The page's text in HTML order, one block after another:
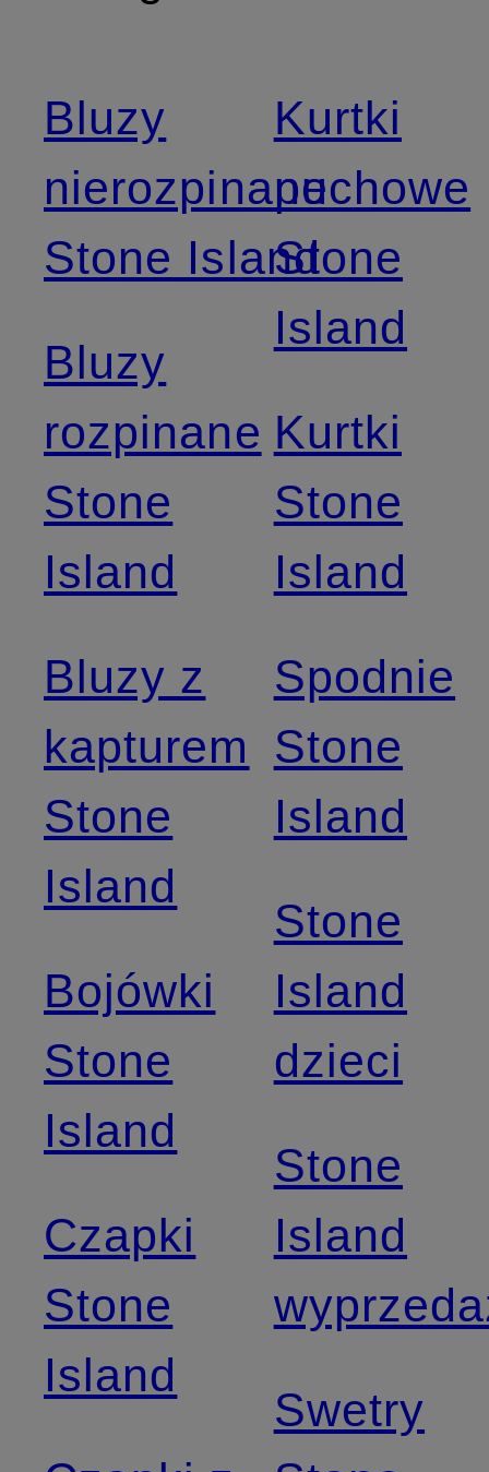
Bluzy
nierozpinane
Stone Island
Bluzy
rozpinane
Stone
Island
Bluzy z
kapturem
Stone
Island
Bojówki
Stone
Island
Czapki
Stone
Island
Kurtki
puchowe
Stone
Island
Kurtki
Stone
Island
Spodnie
Stone
Island
Stone
Island
dzieci
Stone
Island
Swetry